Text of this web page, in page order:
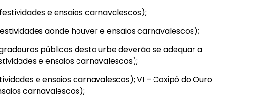
e ensaios carnavalescos);
aonde houver e ensaios carnavalescos);
públicos desta urbe deverão se adequar a
e ensaios carnavalescos);
e ensaios carnavalescos); VI – Coxipó do Ouro
carnavalescos);